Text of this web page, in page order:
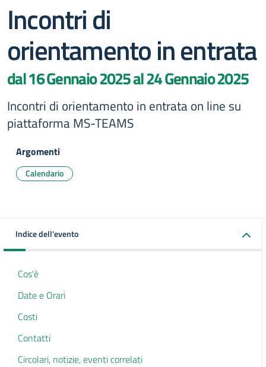
Incontri di
orientamento in entrata
dal 16 Gennaio 2025 al 24 Gennaio 2025
Incontri di orientamento in entrata on line su
piattaforma MS-TEAMS
Argomenti
Calendario
Indice dell'evento
Cos'è
Date e Orari
Costi
Contatti
Circolari, notizie, eventi correlati